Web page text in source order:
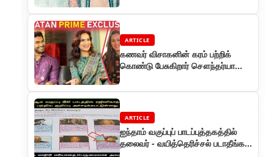
ARTICLE
கணவர் விசாகனின் கரம் பற்றிக்
கொண்டு பேசுகிறார் சௌந்தர்யா
ARTICLE
ஐந்தாம் வகுப்புப் பாடப்புத்தகத்தில்
தலைவர் - வயித்தெரிச்சல் படாதீங்க